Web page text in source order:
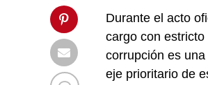
Durante el acto
cargo con
corrupción es
eje prioritario de